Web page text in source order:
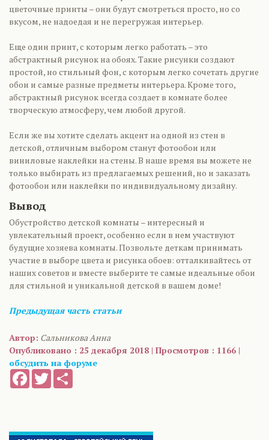
цветочные принты – они будут смотреться просто, но со
вкусом, не надоедая и не перегружая интерьер.
Еще один принт, с которым легко работать – это
абстрактный рисунок на обоях. Такие рисунки создают
простой, но стильный фон, с которым легко сочетать другие
обои и самые разные предметы интерьера. Кроме того,
абстрактный рисунок всегда создает в комнате более
творческую атмосферу, чем любой другой.
Если же вы хотите сделать акцент на одной из стен в
детской, отличным выбором станут фотообои или
виниловые наклейки на стены. В наше время вы можете не
только выбирать из предлагаемых решений, но и заказать
фотообои или наклейки по индивидуальному дизайну.
Вывод
Обустройство детской комнаты – интересный и
увлекательный проект, особенно если в нем участвуют
будущие хозяева комнаты. Позвольте деткам принимать
участие в выборе цвета и рисунка обоев: отталкивайтесь от
наших советов и вместе выберите те самые идеальные обои
для стильной и уникальной детской в вашем доме!
Предыдущая часть статьи
Автор: Сальникова Анна
Опубликовано : 25 декабря 2018 | Просмотров : 1166 |
обсудить на форуме
FacebookTwitter